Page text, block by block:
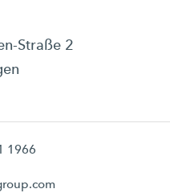
Straße 2
1966